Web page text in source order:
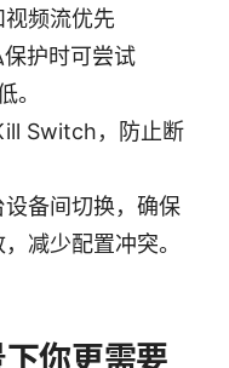
频流优先
护时可尝试
。
Switch，防止断
备间切换，确保
减少配置冲突。
你更需要